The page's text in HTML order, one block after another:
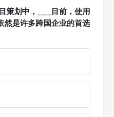
策划中，____目前，使用
然是许多跨国企业的首选